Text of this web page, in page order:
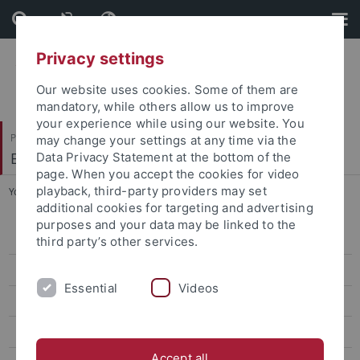
Skip
to
content
Skip
to
footer
Philosophische Fakultät
Ethnologie
You are here: Startseite ... Bewerbung
Überblick
Curriculum (English)
Privacy settings
Our website uses cookies. Some of them are
mandatory, while others allow us to improve
your experience while using our website. You
may change your settings at any time via the
Data Privacy Statement at the bottom of the
page. When you accept the cookies for video
playback, third-party providers may set
additional cookies for targeting and advertising
purposes and your data may be linked to the
third party’s other services.
Essential Videos